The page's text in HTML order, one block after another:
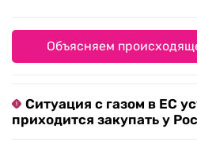
Объясняем
Ситуация с газом в ЕС
приходится закупать у